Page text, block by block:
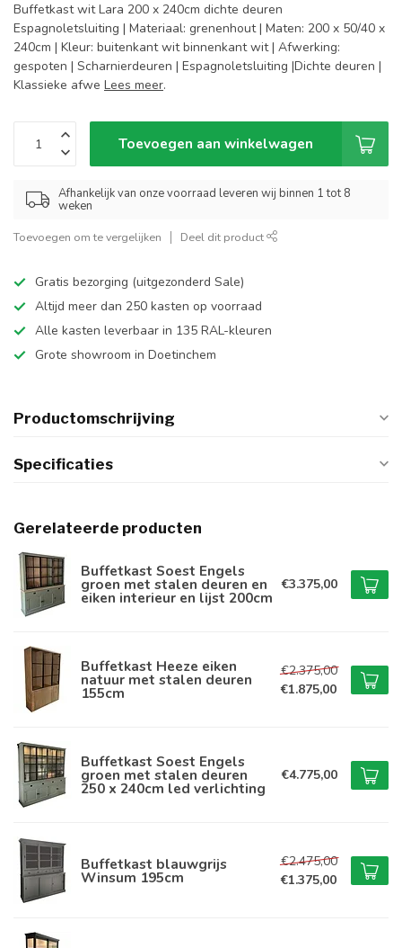
Buffetkast wit Lara 200 x 240cm dichte deuren
Espagnoletsluiting | Materiaal: grenenhout | Maten: 200 x 50/40 x
240cm | Kleur: buitenkant wit binnenkant wit | Afwerking:
gespoten | Scharnierdeuren | Espagnoletsluiting |Dichte deuren |
Klassieke afwe Lees meer.
Toevoegen aan winkelwagen
Afhankelijk van onze voorraad leveren wij binnen 1 tot 8
weken
Toevoegen om te vergelijken Deel dit product
Gratis bezorging (uitgezonderd Sale)
Altijd meer dan 250 kasten op voorraad
Alle kasten leverbaar in 135 RAL-kleuren
Grote showroom in Doetinchem
Productomschrijving
Specificaties
Gerelateerde producten
Buffetkast Soest Engels
groen met stalen deuren en
eiken interieur en lijst 200cm
€3.375,00
Buffetkast Heeze eiken
natuur met stalen deuren
155cm
€2.375,00
€1.875,00
Buffetkast Soest Engels
groen met stalen deuren
250 x 240cm led verlichting
€4.775,00
Buffetkast blauwgrijs
Winsum 195cm
€2.475,00
€1.375,00